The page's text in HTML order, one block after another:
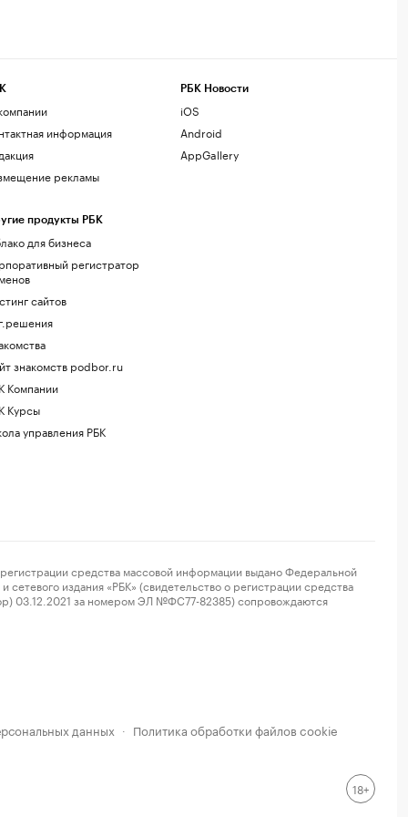
информация
рекламы
продукты РБК
для бизнеса
регистратор
сайтов
знакомств podbor.ru
Компании
Курсы
управления РБК
РБК Новости
iOS
Android
AppGallery
средства массовой информации выдано Федеральной
издания «РБК» (свидетельство о регистрации средства
03.12.2021 за номером ЭЛ №ФС77-82385) сопровождаются
данных · Политика обработки файлов cookie
18+